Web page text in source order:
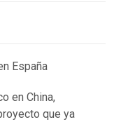
España
en China,
que ya